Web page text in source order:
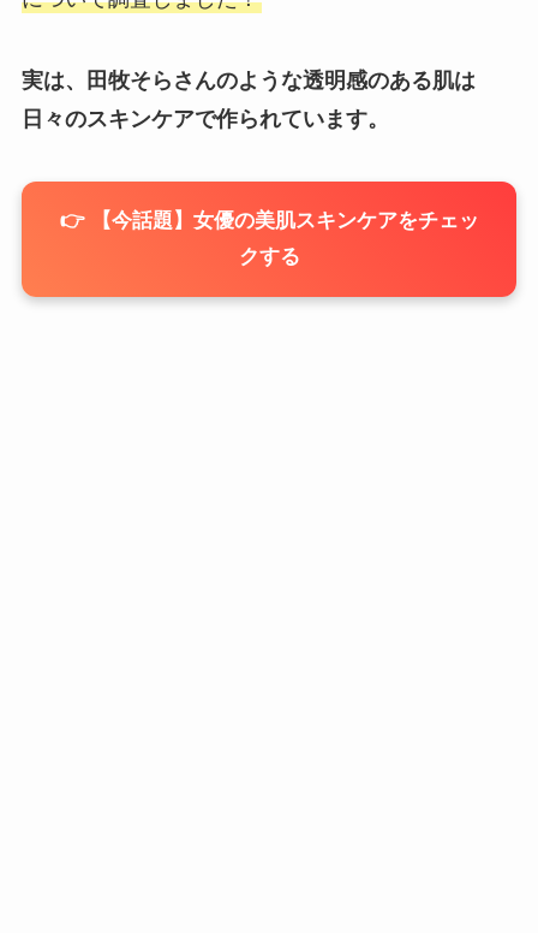
実は、田牧そらさんのような透明感のある肌は
日々のスキンケアで作られています。
👉 【今話題】女優の美肌スキンケアをチェッ
クする